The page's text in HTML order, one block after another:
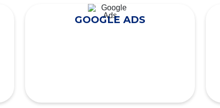
GOOGLE ADS